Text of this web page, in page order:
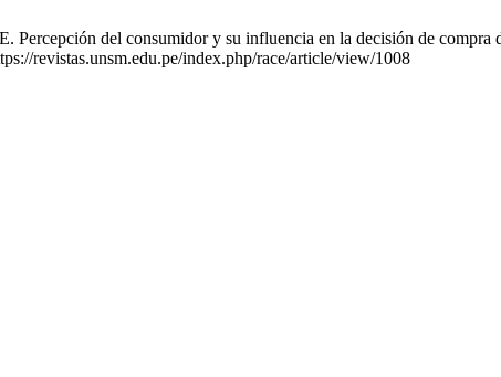
Percepción del consumidor y su influencia en la decisión de
revistas.unsm.edu.pe/index.php/race/article/view/1008